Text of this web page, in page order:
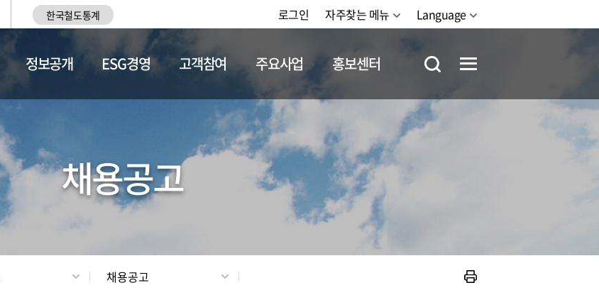
한국철도통계 로그인 자주찾는 메뉴 Language
채용정보
정보공개 ESG경영 고객참여 주요사업 홍보센터
채용공고
채용공고